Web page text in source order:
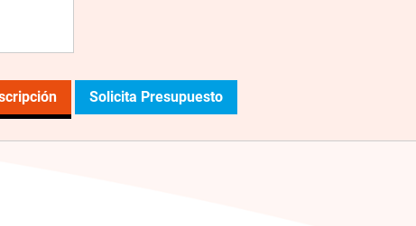
Solicita Presupuesto